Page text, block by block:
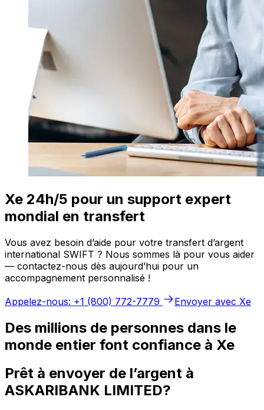
Xe 24h/5 pour un support expert
mondial en transfert
Vous avez besoin d’aide pour votre transfert d’argent
international SWIFT ? Nous sommes là pour vous aider
— contactez-nous dès aujourd’hui pour un
accompagnement personnalisé !
Appelez-nous: +1 (800) 772-7779
Envoyer avec Xe
Des millions de personnes dans le
monde entier font confiance à Xe
Prêt à envoyer de l’argent à
ASKARIBANK LIMITED?